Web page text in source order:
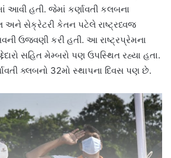
આવી હતી. જેમાં કર્ણાવતી કલબના
અને સેક્રેટરી કેતન પટેલે રાષ્ટ્રધ્વજ
ઉજવણી કરી હતી. આ રાષ્ટ્રપ્રેમના
સહિત મેમ્બરો પણ ઉપસ્થિત રહ્યા હતા.
ક્લબનો 32મો સ્થાપના દિવસ પણ છે.